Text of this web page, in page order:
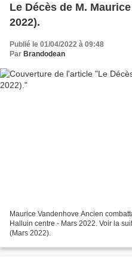
Le Décès de M.
2022).
Publié le 01/04/2022 à 09:48
Par Brandodean
Maurice Vandenhove Ancien
Halluin centre - Mars 2022. Voir la
(Mars 2022).